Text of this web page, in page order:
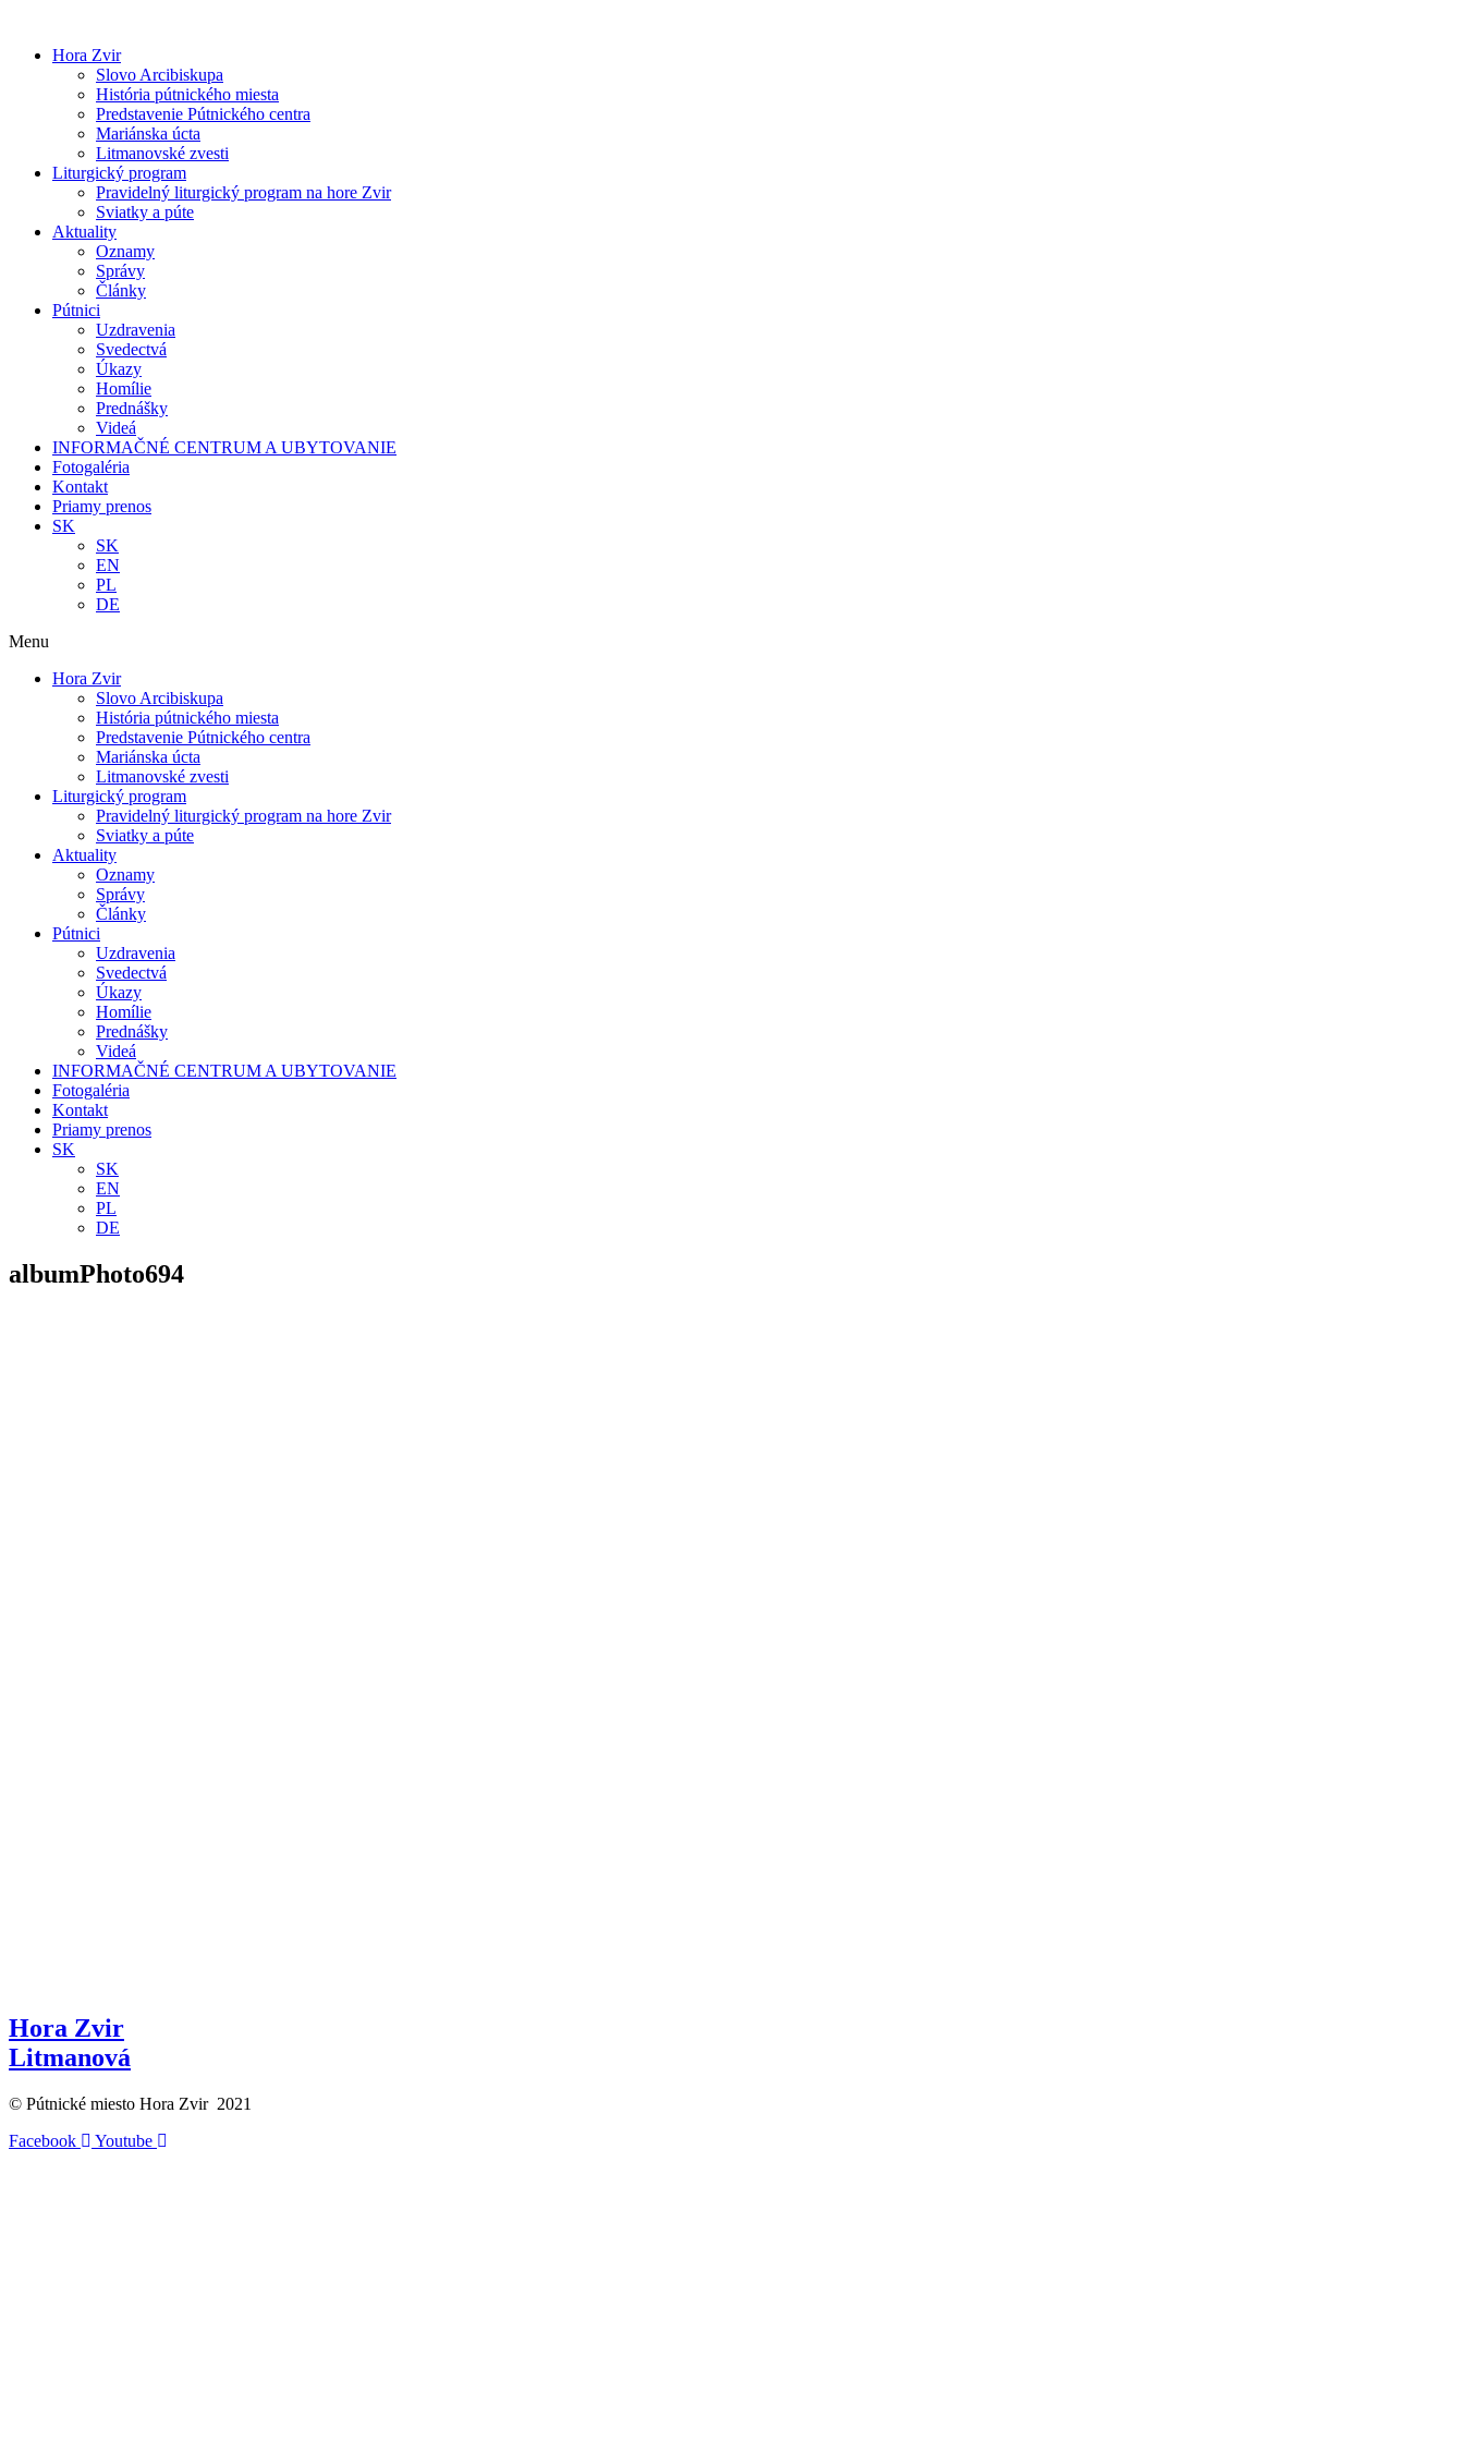
obsah
Hora Zvir
Slovo Arcibiskupa
História pútnického miesta
Predstavenie Pútnického centra
Mariánska úcta
Litmanovské zvesti
Liturgický program
Pravidelný liturgický program na hore Zvir
Sviatky a púte
Aktuality
Oznamy
Správy
Články
Pútnici
Uzdravenia
Svedectvá
Úkazy
Homílie
Prednášky
Videá
INFORMAČNÉ CENTRUM A UBYTOVANIE
Fotogaléria
Kontakt
Priamy prenos
SK
SK
EN
PL
DE
Menu
Hora Zvir
Slovo Arcibiskupa
História pútnického miesta
Predstavenie Pútnického centra
Mariánska úcta
Litmanovské zvesti
Liturgický program
Pravidelný liturgický program na hore Zvir
Sviatky a púte
Aktuality
Oznamy
Správy
Články
Pútnici
Uzdravenia
Svedectvá
Úkazy
Homílie
Prednášky
Videá
INFORMAČNÉ CENTRUM A UBYTOVANIE
Fotogaléria
Kontakt
Priamy prenos
SK
SK
EN
PL
DE
albumPhoto694
Hora Zvir
Litmanová
© Pútnické miesto Hora Zvir 2021
Facebook
Youtube